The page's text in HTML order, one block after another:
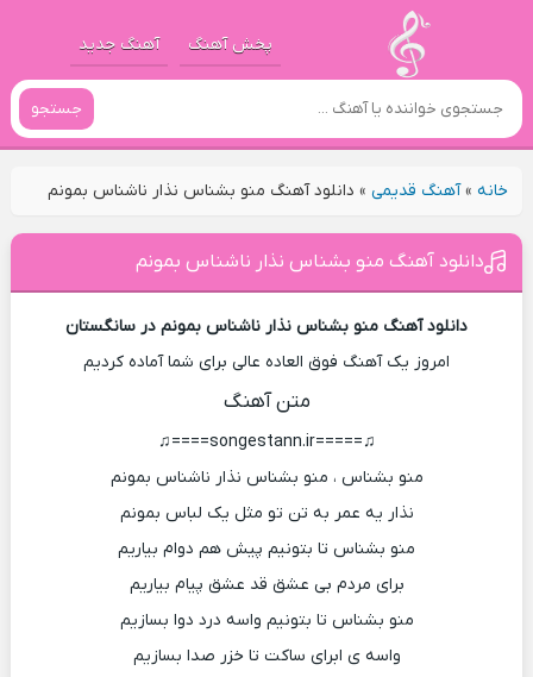
پخش آهنگ آهنگ جدید
جستجو
خانه»آهنگ قدیمی» دانلود آهنگ منو بشناس نذار ناشناس بمونم
دانلود آهنگ منو بشناس نذار ناشناس بمونم
دانلود آهنگ منو بشناس نذار ناشناس بمونم در سانگستان
امروز یک آهنگ فوق العاده عالی برای شما آماده کردیم
متن آهنگ
♫=====songestann.ir====♫
منو بشناس ، منو بشناس نذار ناشناس بمونم
نذار یه عمر به تن تو مثل یک لباس بمونم
منو بشناس تا بتونیم پیش هم دوام بیاریم
برای مردم بی عشق قد عشق پیام بیاریم
منو بشناس تا بتونیم واسه درد دوا بسازیم
واسه ی ابرای ساکت تا خزر صدا بسازیم